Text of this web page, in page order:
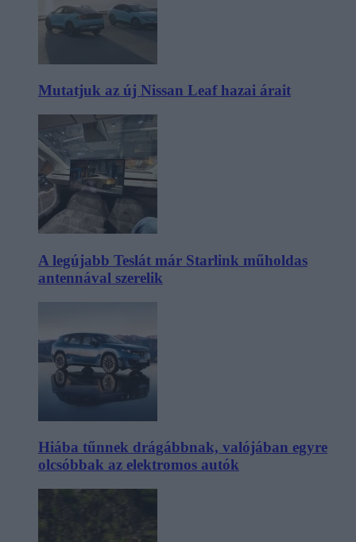
Mutatjuk az új Nissan Leaf hazai árait
A legújabb Teslát már Starlink műholdas
antennával szerelik
Hiába tűnnek drágábbnak, valójában egyre
olcsóbbak az elektromos autók